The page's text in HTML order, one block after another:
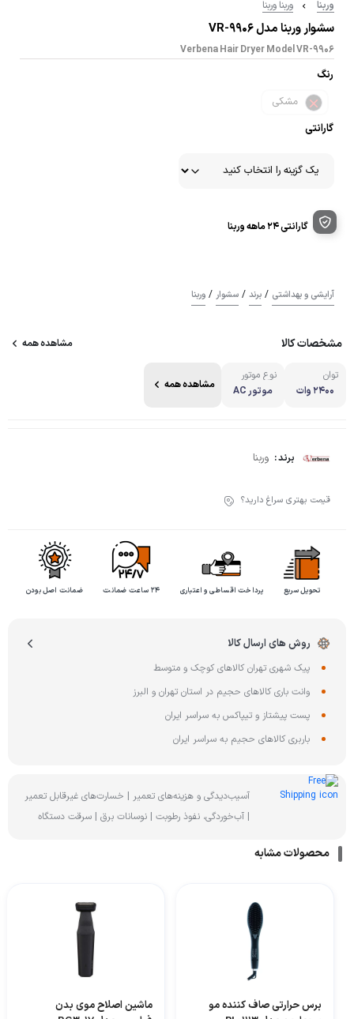
وربنا وربنا وربنا
سشوار وربنا مدل VR-9906
Verbena Hair Dryer Model VR-9906
رنگ
مشکی
گارانتی
گارانتی ۲۴ ماهه وربنا
آرایشی و بهداشتی / برند / سشوار / وربنا
مشخصات کالا مشاهده همه
توان
2400 وات
نوع موتور
موتور AC
مشاهده همه
برند : وربنا
قیمت بهتری سراغ دارید؟
تحویل سریع پرداخت اقساطی و اعتباری ۲۴ ساعت ضمانت ضمانت اصل بودن
روش های ارسال کالا
پیک شهری تهران کالاهای کوچک و متوسط
وانت باری کالاهای حجیم در استان تهران و البرز
پست پیشتاز و تیپاکس به سراسر ایران
باربری کالاهای حجیم به سراسر ایران
آسیب‌دیدگی و هزینه‌های تعمیر | خسارت‌های غیرقابل تعمیر
| آب‌خوردگی، نفوذ رطوبت | نوسانات برق | سرقت دستگاه
محصولات مشابه
برس حرارتی صاف کننده مو
ماشین اصلاح موی بدن